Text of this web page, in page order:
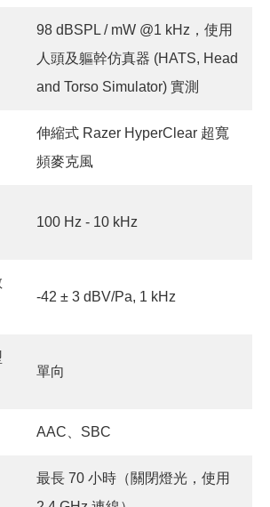
98 dBSPL / mW @1 kHz，使用
人頭及軀幹仿真器 (HATS, Head
and Torso Simulator) 實測
伸縮式 Razer HyperClear 超寬
頻麥克風
100 Hz - 10 kHz
-42 ± 3 dBV/Pa, 1 kHz
單向
AAC、SBC
最長 70 小時（關閉燈光，使用